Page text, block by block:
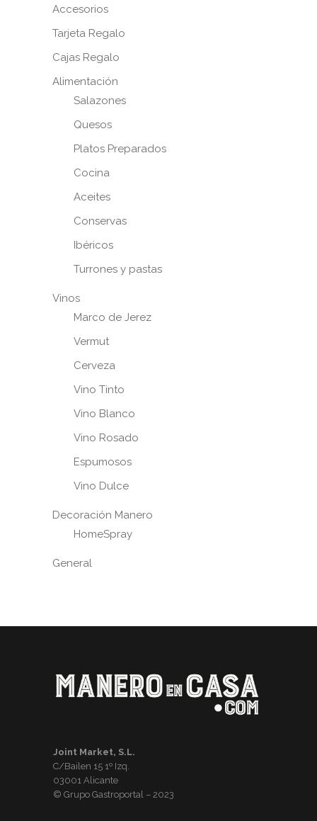
Accesorios
Tarjeta Regalo
Cajas Regalo
Alimentación
Salazones
Quesos
Platos Preparados
Cocina
Aceites
Conservas
Ibéricos
Turrones y pastas
Vinos
Marco de Jerez
Vermut
Cerveza
Vino Tinto
Vino Blanco
Vino Rosado
Espumosos
Vino Dulce
Decoración Manero
HomeSpray
General
Joint Market, S.L.
C/Bailen 15 1º Izq.
03001 Alicante
© Grupo Gastroportal – 2023